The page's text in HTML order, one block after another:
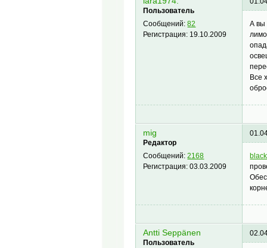
Пользователь
Сообщений:82
Регистрация: 19.10.2009
А вы
Все
mig
Редактор
Сообщений:2168
Регистрация:03.03.2009
Antti Seppänen
Пользователь